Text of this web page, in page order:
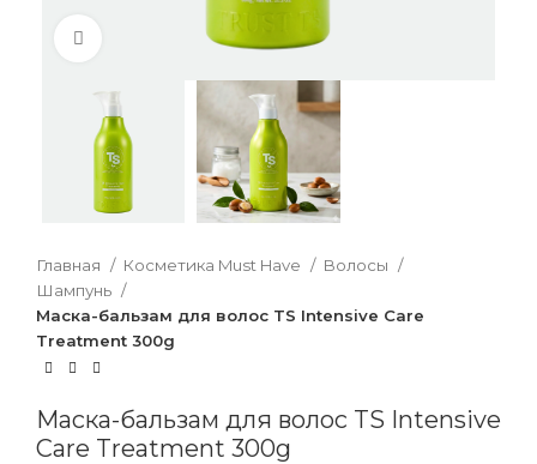
Нажмите, чтобы увеличить
Главная Косметика Must Have
Волосы
Шампунь
Маска-бальзам для волос TS Intensive Care
Treatment 300g
Маска-бальзам для волос TS Intensive
Care Treatment 300g